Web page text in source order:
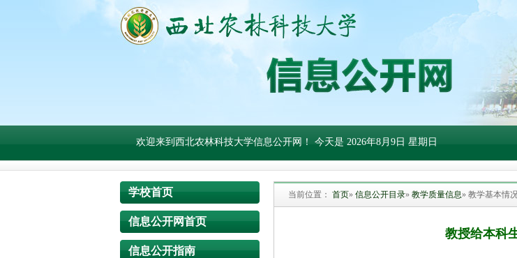
欢迎来到西北农林科技大学信息公开网！ 今天是 2026年8月9日 星期日
学校首页
信息公开网首页
信息公开指南
当前位置： 首页» 信息公开目录» 教学质量信息» 教学基本情
教授给本科